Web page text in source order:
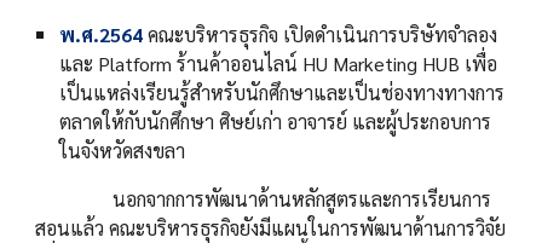
พ.ศ.2564คณะบริหารธุรกิจ เปิดดำเนินการบริษัทจำลอง
และ Platform ร้านค้าออนไลน์ HU Marketing HUB เพื่อ
เป็นแหล่งเรียนรู้สำหรับนักศึกษาและเป็นช่องทางทางการ
ตลาดให้กับนักศึกษา ศิษย์เก่า อาจารย์ และผู้ประกอบการ
ในจังหวัดสงขลา
นอกจากการพัฒนาด้านหลักสูตรและการเรียนการ
สอนแล้ว คณะบริหารธุรกิจยังมีแผนในการพัฒนาด้านการวิจัย